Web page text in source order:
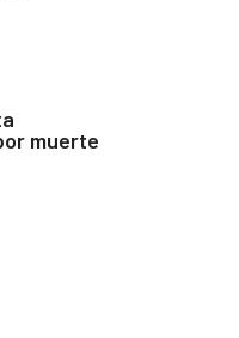
muerte